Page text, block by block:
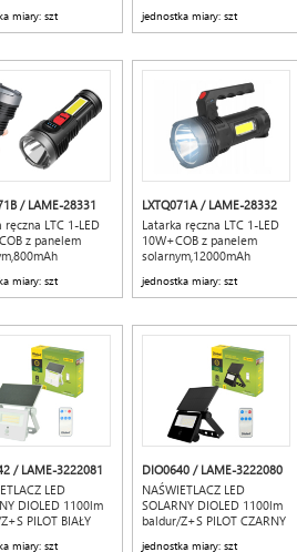
miary: szt jednostka miary: szt
/ LAME-28331
ręczna LTC 1-LED
z panelem
miary: szt
LXTQ071A / LAME-28332
Latarka ręczna LTC 1-LED
10W+COB z panelem
solarnym,12000mAh
jednostka miary: szt
/ LAME-3222081
LED
DIOLED 1100lm
PILOT BIAŁY
miary: szt
DIO0640 / LAME-3222080
NAŚWIETLACZ LED
SOLARNY DIOLED 1100lm
baldur/Z+S PILOT CZARNY
jednostka miary: szt